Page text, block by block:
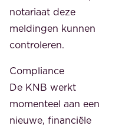
notariaat deze
meldingen kunnen
controleren.
Compliance
De KNB werkt
momenteel aan een
nieuwe, financiële